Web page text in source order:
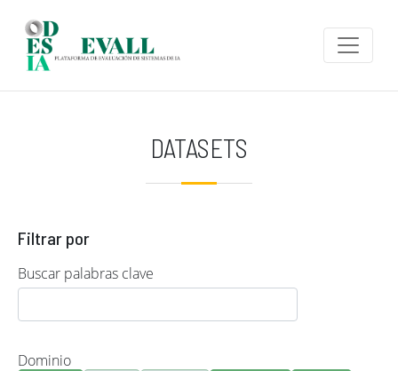
DATASETS
Filtrar por
Buscar palabras clave
Dominio